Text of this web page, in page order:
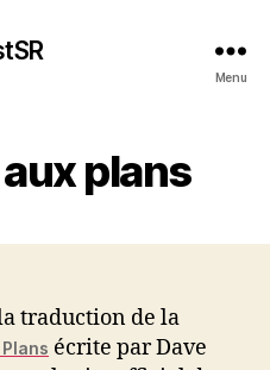
Menu
aux plans
traduction de la
écrite par Dave